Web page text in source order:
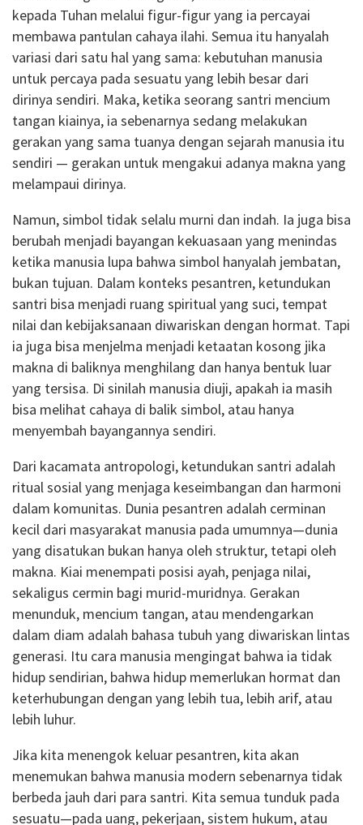
kepada Tuhan melalui figur-figur yang ia percayai
membawa pantulan cahaya ilahi. Semua itu hanyalah
variasi dari satu hal yang sama: kebutuhan manusia
untuk percaya pada sesuatu yang lebih besar dari
dirinya sendiri. Maka, ketika seorang santri mencium
tangan kiainya, ia sebenarnya sedang melakukan
gerakan yang sama tuanya dengan sejarah manusia itu
sendiri — gerakan untuk mengakui adanya makna yang
melampaui dirinya.
Namun, simbol tidak selalu murni dan indah. Ia juga bisa
berubah menjadi bayangan kekuasaan yang menindas
ketika manusia lupa bahwa simbol hanyalah jembatan,
bukan tujuan. Dalam konteks pesantren, ketundukan
santri bisa menjadi ruang spiritual yang suci, tempat
nilai dan kebijaksanaan diwariskan dengan hormat. Tapi
ia juga bisa menjelma menjadi ketaatan kosong jika
makna di baliknya menghilang dan hanya bentuk luar
yang tersisa. Di sinilah manusia diuji, apakah ia masih
bisa melihat cahaya di balik simbol, atau hanya
menyembah bayangannya sendiri.
Dari kacamata antropologi, ketundukan santri adalah
ritual sosial yang menjaga keseimbangan dan harmoni
dalam komunitas. Dunia pesantren adalah cerminan
kecil dari masyarakat manusia pada umumnya—dunia
yang disatukan bukan hanya oleh struktur, tetapi oleh
makna. Kiai menempati posisi ayah, penjaga nilai,
sekaligus cermin bagi murid-muridnya. Gerakan
menunduk, mencium tangan, atau mendengarkan
dalam diam adalah bahasa tubuh yang diwariskan lintas
generasi. Itu cara manusia mengingat bahwa ia tidak
hidup sendirian, bahwa hidup memerlukan hormat dan
keterhubungan dengan yang lebih tua, lebih arif, atau
lebih luhur.
Jika kita menengok keluar pesantren, kita akan
menemukan bahwa manusia modern sebenarnya tidak
berbeda jauh dari para santri. Kita semua tunduk pada
sesuatu—pada uang, pekerjaan, sistem hukum, atau